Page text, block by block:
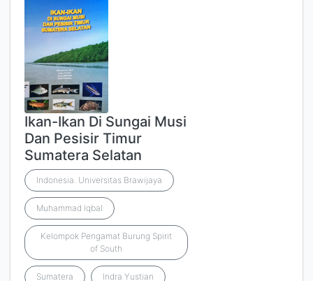
Ikan-Ikan Di Sungai Musi
Dan Pesisir Timur
Sumatera Selatan
Indonesia. Universitas Brawijaya
Muhammad Iqbal
Kelompok Pengamat Burung Spirit
of South
Sumatera Indra Yustian